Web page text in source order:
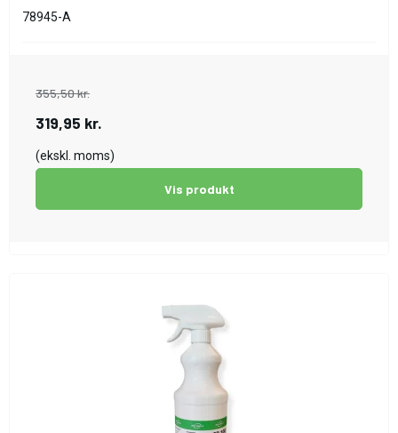
78945-A
355,50 kr.
319,95 kr.
(ekskl. moms)
Vis produkt